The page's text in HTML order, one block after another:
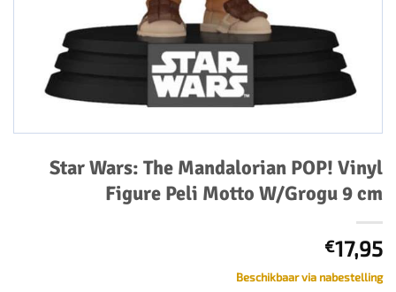
Star Wars: The Mandalorian POP! Vinyl
Figure Peli Motto W/Grogu 9 cm
€17,95
Beschikbaar via nabestelling